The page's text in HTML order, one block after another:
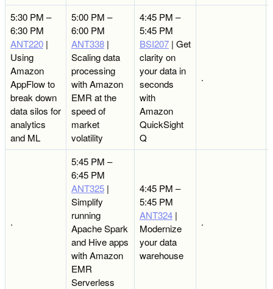
5:30 PM –
6:30 PM
ANT220 |
Using
Amazon
AppFlow to
break down
data silos for
analytics
and ML
5:00 PM –
6:00 PM
ANT338 |
Scaling data
processing
with Amazon
EMR at the
speed of
market
volatility
4:45 PM –
5:45 PM
BSI207 | Get
clarity on
your data in
seconds
with
Amazon
QuickSight
Q
.
.
5:45 PM –
6:45 PM
ANT325 |
Simplify
running
Apache Spark
and Hive apps
with Amazon
EMR
Serverless
4:45 PM –
5:45 PM
ANT324 |
Modernize
your data
warehouse
.